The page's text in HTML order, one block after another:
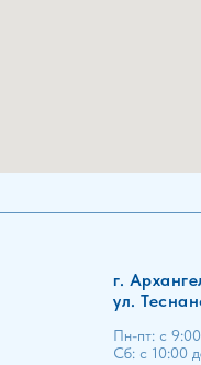
г.
ул.
Пн-пт: с
Сб: с 10:00